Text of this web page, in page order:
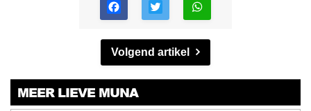
Volgend artikel
MEER LIEVE MUNA